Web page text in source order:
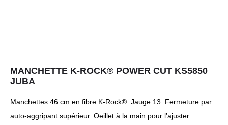
MANCHETTE K-ROCK® POWER CUT KS5850
JUBA
Manchettes 46 cm en fibre K-Rock®. Jauge 13. Fermeture par
auto-aggripant supérieur. Oeillet à la main pour l’ajuster.